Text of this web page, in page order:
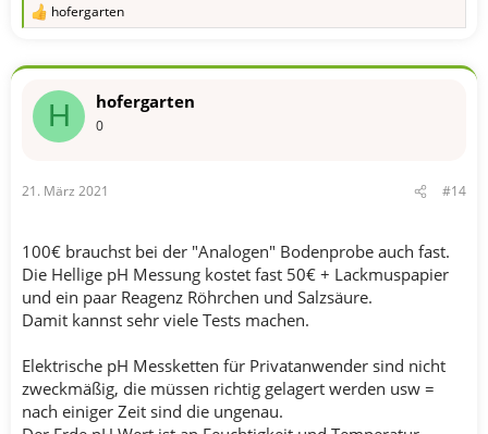
R
k
o
:
hofergarten
H hofergarten
0
21. März 2021 #14
100€ brauchst bei der "Analogen" Bodenprobe auch fast.
Die Hellige pH Messung kostet fast 50€ + Lackmuspapier
und ein paar Reagenz Röhrchen und Salzsäure.
Damit kannst sehr viele Tests machen.
Elektrische pH Messketten für Privatanwender sind nicht
zweckmäßig, die müssen richtig gelagert werden usw =
nach einiger Zeit sind die ungenau.